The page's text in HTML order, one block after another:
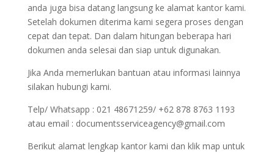
anda juga bisa datang langsung ke alamat kantor kami.
Setelah dokumen diterima kami segera proses dengan
cepat dan tepat. Dan dalam hitungan beberapa hari
dokumen anda selesai dan siap untuk digunakan.
Jika Anda memerlukan bantuan atau informasi lainnya
silakan hubungi kami.
Telp/ Whatsapp : 021 48671259/ +62 878 8763 1193
atau email : documentsserviceagency@gmail.com
Berikut alamat lengkap kantor kami dan klik map untuk